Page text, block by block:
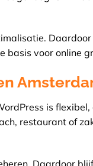
basis voor online
is
restaurant of
Daardoor